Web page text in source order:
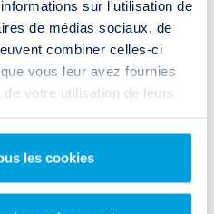
sur l'utilisation de
de médias sociaux, de
combiner celles-ci
vous leur avez fournies
votre utilisation de leurs
les cookies
Nantes
Drop près de vos lieux de départ